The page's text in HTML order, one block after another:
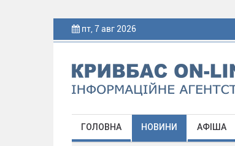
пт, 7 авг 2026
ГОЛОВНА НОВИНИ АФІША